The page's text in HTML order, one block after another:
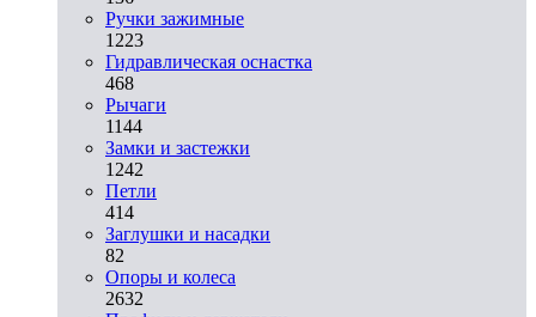
Ручки зажимные
1223
Гидравлическая оснастка
468
Рычаги
1144
Замки и застежки
1242
Петли
414
Заглушки и насадки
82
Опоры и колеса
2632